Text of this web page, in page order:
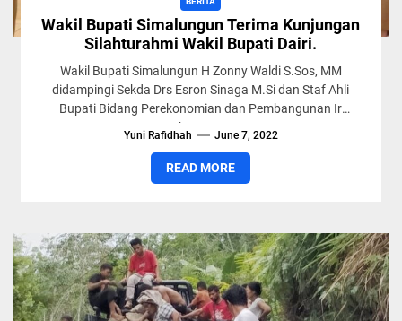
Wakil Bupati Simalungun Terima Kunjungan
Silahturahmi Wakil Bupati Dairi.
Wakil Bupati Simalungun H Zonny Waldi S.Sos, MM
didampingi Sekda Drs Esron Sinaga M.Si dan Staf Ahli
Bupati Bidang Perekonomian dan Pembangunan Ir
Debora DPI...
Yuni Rafidhah June 7, 2022
READ MORE